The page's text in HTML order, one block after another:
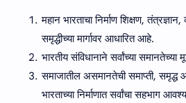
महान भारताचा निर्माण शिक्षण,
समृद्धीच्या मार्गावर आधारित आहे.
भारतीय संविधानाने सर्वांच्या
समाजातील असमानतेची समाप्ती, समृद्ध
भारताच्या निर्माणात सर्वांचा सहभाग